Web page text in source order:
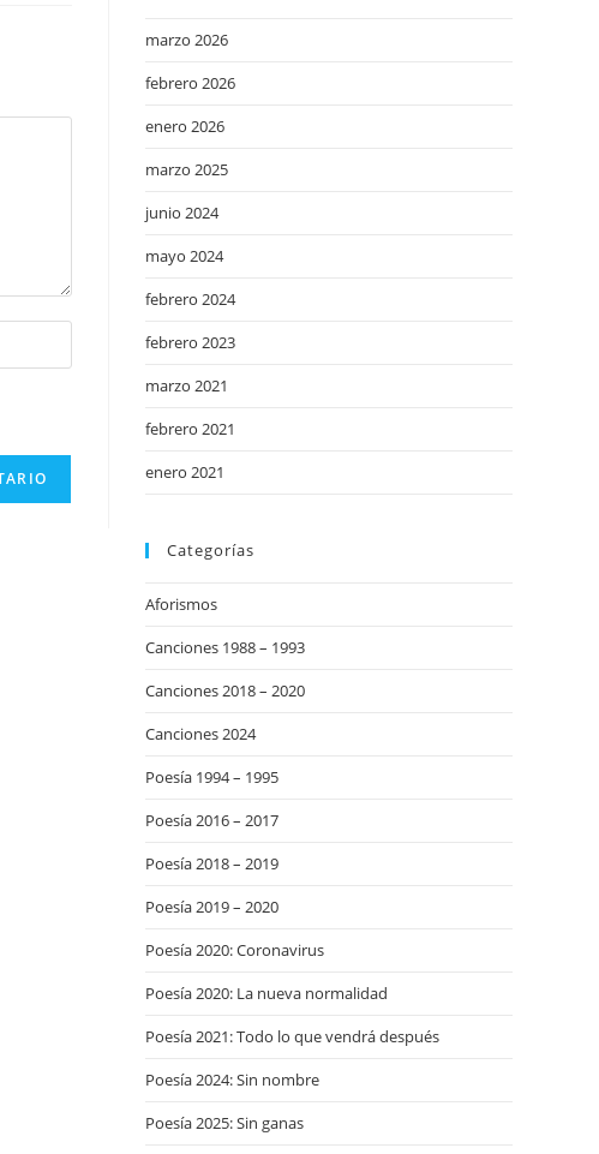
marzo 2026
febrero 2026
enero 2026
marzo 2025
junio 2024
mayo 2024
febrero 2024
febrero 2023
marzo 2021
febrero 2021
enero 2021
Categorías
Aforismos
Canciones 1988 – 1993
Canciones 2018 – 2020
Canciones 2024
Poesía 1994 – 1995
Poesía 2016 – 2017
Poesía 2018 – 2019
Poesía 2019 – 2020
Poesía 2020: Coronavirus
Poesía 2020: La nueva normalidad
Poesía 2021: Todo lo que vendrá después
Poesía 2024: Sin nombre
Poesía 2025: Sin ganas